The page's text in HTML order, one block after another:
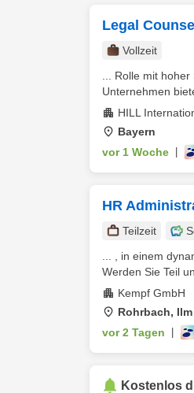
Legal
Vollzeit
... Rolle mit
Unternehmen
HILL
Bayern
vor 1 Woche
HR
Teilzeit
... , in einem
Werden Sie Teil
Kempf GmbH
Rohrbach, Ilm
vor 2 Tagen
Kostenlos